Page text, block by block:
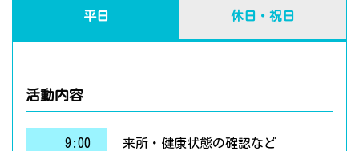
平日 休日・祝日
活動内容
9:00 来所・健康状態の確認など